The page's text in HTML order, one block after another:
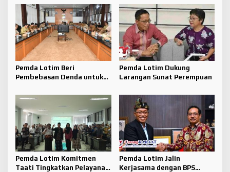
Pemda Lotim Beri
Pembebasan Denda untuk
Pemda Lotim Dukung
Larangan Sunat Perempuan
Pemda Lotim Komitmen
Taati Tingkatkan Pelayanan
Pemda Lotim Jalin
Kerjasama dengan BPS